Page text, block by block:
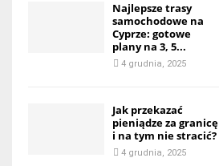
Najlepsze trasy
samochodowe na
Cyprze: gotowe
plany na 3, 5...
4 grudnia, 2025
Jak przekazać
pieniądze za granicę
i na tym nie stracić?
4 grudnia, 2025